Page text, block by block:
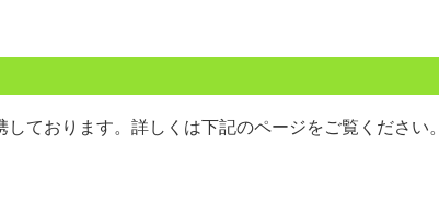
ております。詳しくは下記のページをご覧ください。